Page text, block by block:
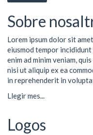
Sobre
Lorem ipsum dolor sit
eiusmod tempor
enim ad minim veniam,
nisi ut aliquip ex ea
in reprehenderit in
Llegir mes...
Logos